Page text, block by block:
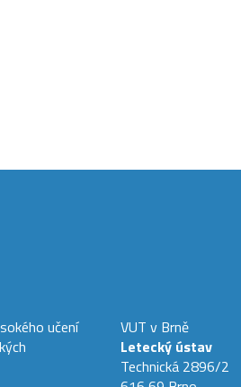
učení
VUT v Brně
Letecký ústav
Technická 2896/2